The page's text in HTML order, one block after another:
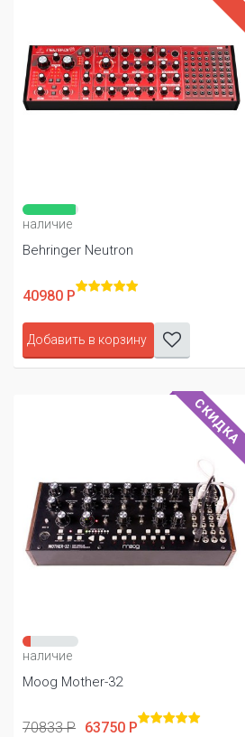
наличие
Behringer Neutron
40980 Р
Добавить в корзину
СКИДКА
наличие
Moog Mother-32
70833 Р 63750 Р